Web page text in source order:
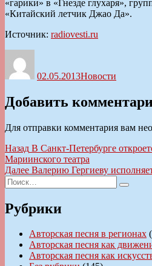
«гарики» в «Гнезде глухаря»,
«Китайский летчик Джао Да».
Источник: radiovesti.ru
02.05.2013Новости
Добавить
Для отправки комментария вам
Навигация
по
записям
Назад Предыдущая
запись:
В Санкт-Петербурге
Мариинского театра
Далее Следующая
Валерию Гергиеву
Искать:
Поиск
Рубрики
Авторская песня в регионах
Авторская песня как
Авторская песня как